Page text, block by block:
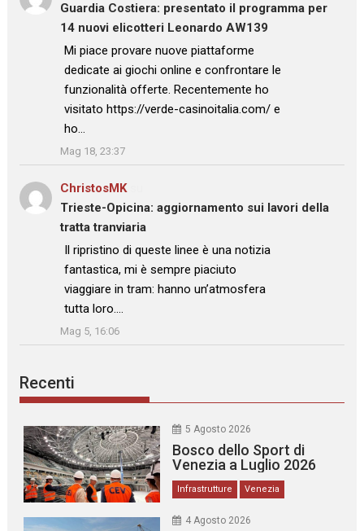
Guardia Costiera: presentato il programma per
14 nuovi elicotteri Leonardo AW139
: “
Mi piace provare nuove piattaforme
dedicate ai giochi online e confrontare le
funzionalità offerte. Recentemente ho
visitato https://verde-casinoitalia.com/ e
ho…
”
Mag 18, 23:37
ChristosMKsu
Trieste-Opicina: aggiornamento sui lavori della
tratta tranviaria
: “
Il ripristino di queste linee è una notizia
fantastica, mi è sempre piaciuto
viaggiare in tram: hanno un’atmosfera
tutta loro.…
”
Mag 5, 16:06
Recenti
5 Agosto 2026
Bosco dello Sport di
Venezia a Luglio 2026
Infrastrutture Venezia
4 Agosto 2026